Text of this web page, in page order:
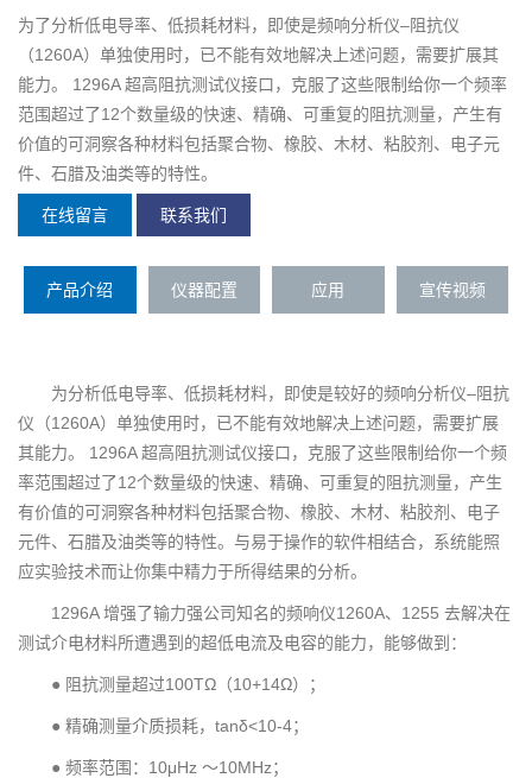
为了分析低电导率、低损耗材料，即使是频响分析仪–阻抗仪
（1260A）单独使用时，已不能有效地解决上述问题，需要扩展其
能力。 1296A 超高阻抗测试仪接口，克服了这些限制给你一个频率
范围超过了12个数量级的快速、精确、可重复的阻抗测量，产生有
价值的可洞察各种材料包括聚合物、橡胶、木材、粘胶剂、电子元
件、石腊及油类等的特性。
在线留言 联系我们
产品介绍 仪器配置 应用 宣传视频
为分析低电导率、低损耗材料，即使是较好的频响分析仪–阻抗
仪（1260A）单独使用时，已不能有效地解决上述问题，需要扩展
其能力。 1296A 超高阻抗测试仪接口，克服了这些限制给你一个频
率范围超过了12个数量级的快速、精确、可重复的阻抗测量，产生
有价值的可洞察各种材料包括聚合物、橡胶、木材、粘胶剂、电子
元件、石腊及油类等的特性。与易于操作的软件相结合，系统能照
应实验技术而让你集中精力于所得结果的分析。
1296A 增强了输力强公司知名的频响仪1260A、1255 去解决在
测试介电材料所遭遇到的超低电流及电容的能力，能够做到：
● 阻抗测量超过100TΩ（10+14Ω）；
● 精确测量介质损耗，tanδ<10-4；
● 频率范围：10μHz ～10MHz；